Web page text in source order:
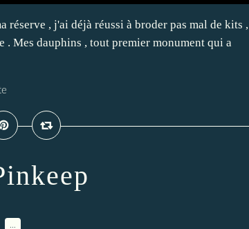
réserve , j'ai déjà réussi à broder pas mal de kits ,
Mes dauphins , tout premier monument qui a